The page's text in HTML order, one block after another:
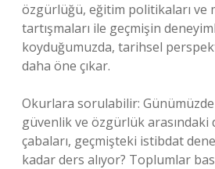
özgürlüğü, eğitim politikaları ve
tartışmaları ile geçmişin
koyduğumuzda, tarihsel
daha öne çıkar.
Okurlara sorulabilir:
güvenlik ve özgürlük arasındaki
çabaları, geçmişteki istibdat
kadar ders alıyor? Toplumlar